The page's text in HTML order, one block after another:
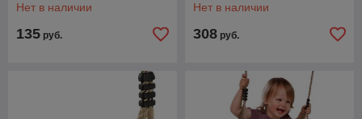
Нет в наличии
135 руб.
Нет в наличии
308 руб.